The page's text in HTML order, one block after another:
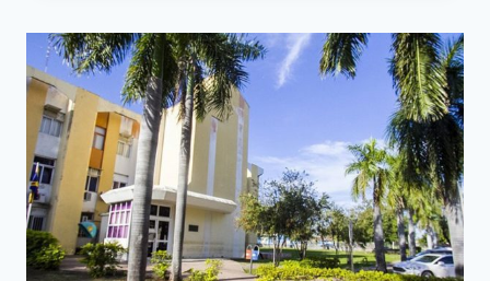
PREFEITO
DE
LADÁRIO
DECRETA
JEJUM
E
ORAÇÃO
POR
21